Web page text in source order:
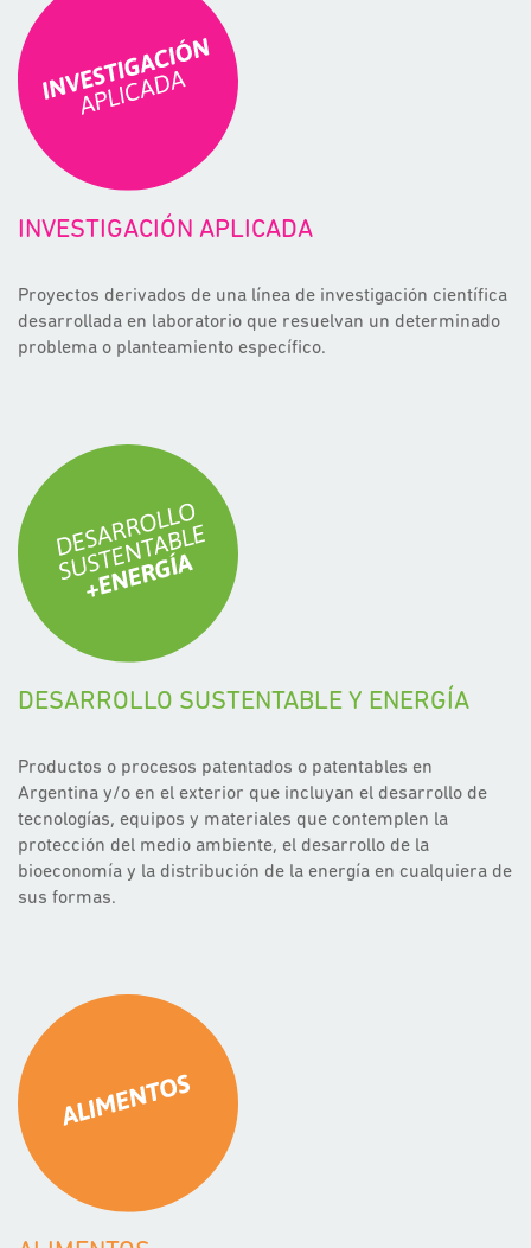
INVESTIGACIÓN APLICADA
Proyectos derivados de una línea de investigación científica
desarrollada en laboratorio que resuelvan un determinado
problema o planteamiento específico.
DESARROLLO SUSTENTABLE Y ENERGÍA
Productos o procesos patentados o patentables en
Argentina y/o en el exterior que incluyan el desarrollo de
tecnologías, equipos y materiales que contemplen la
protección del medio ambiente, el desarrollo de la
bioeconomía y la distribución de la energía en cualquiera de
sus formas.